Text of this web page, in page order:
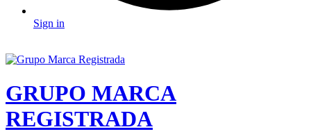
Sign in
GRUPO MARCA
REGISTRADA